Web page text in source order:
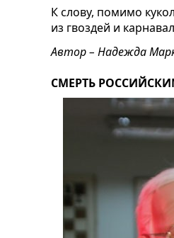
К слову, помимо
из гвоздей и
Автор – Надежда
СМЕРТЬ